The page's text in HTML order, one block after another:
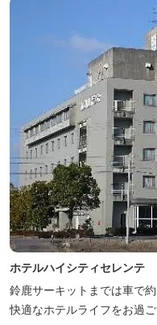
ホテルハイシティセレンテ
鈴鹿サーキットまでは車で
快適なホテルライフをお過ご